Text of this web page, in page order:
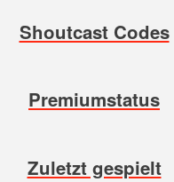
Shoutcast Codes
Premiumstatus
Zuletzt gespielt